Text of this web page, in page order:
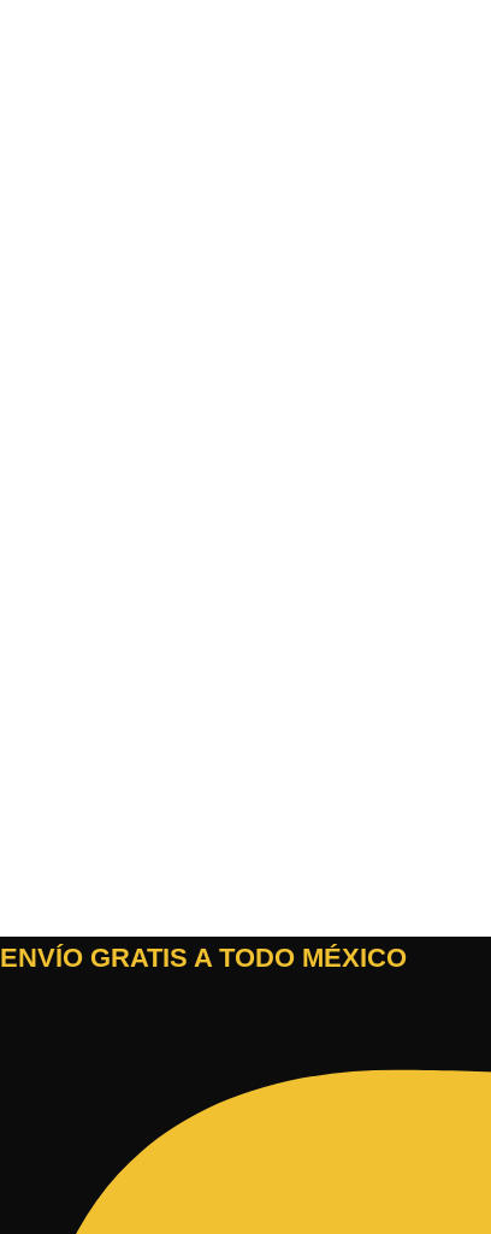
ENVÍO GRATIS A TODO MÉXICO